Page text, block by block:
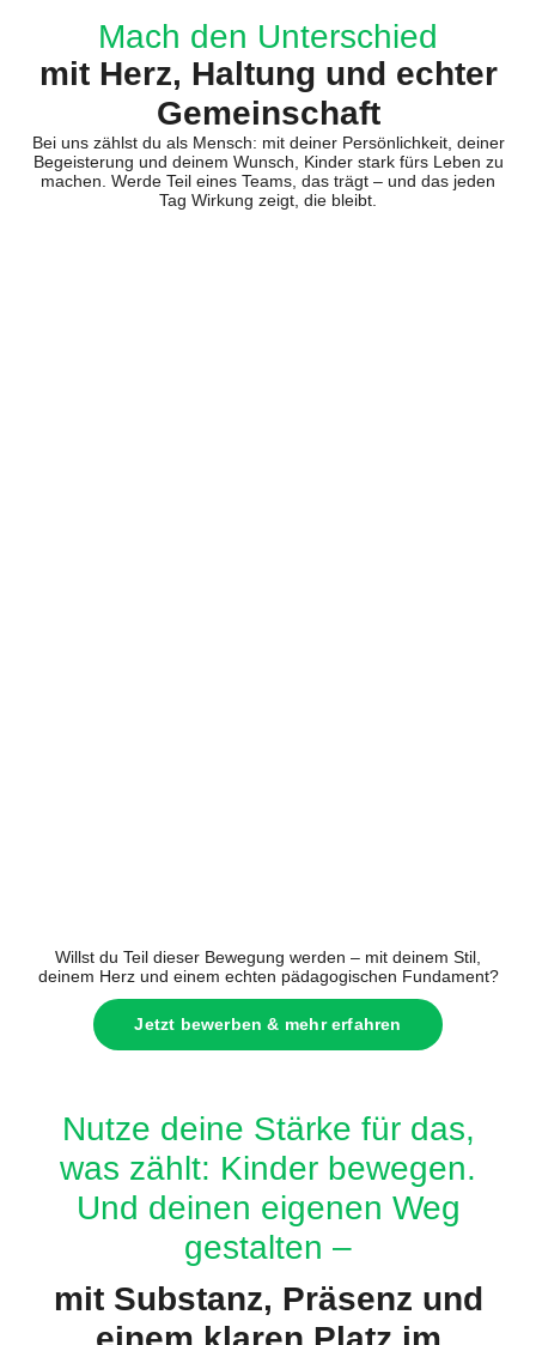
Mach den Unterschied
mit Herz, Haltung und echter
Gemeinschaft
Bei uns zählst du als Mensch: mit deiner Persönlichkeit, deiner
Begeisterung und deinem Wunsch, Kinder stark fürs Leben zu
machen. Werde Teil eines Teams, das trägt – und das jeden
Tag Wirkung zeigt, die bleibt.
Willst du Teil dieser Bewegung werden – mit deinem Stil,
deinem Herz und einem echten pädagogischen Fundament?
Jetzt bewerben & mehr erfahren
Nutze deine Stärke für das,
was zählt: Kinder bewegen.
Und deinen eigenen Weg
gestalten –
mit Substanz, Präsenz und